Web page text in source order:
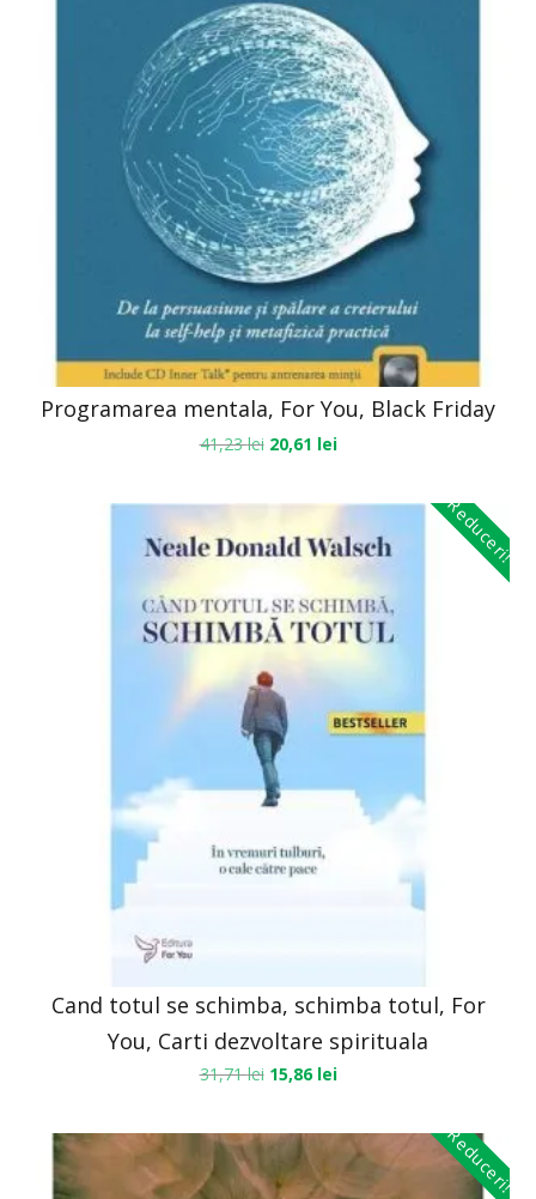
Programarea mentala, For You, Black Friday
41,23lei 20,61 lei
Reduceri!
Cand totul se schimba, schimba totul, For
You, Carti dezvoltare spirituala
31,71lei 15,86 lei
Reduceri!